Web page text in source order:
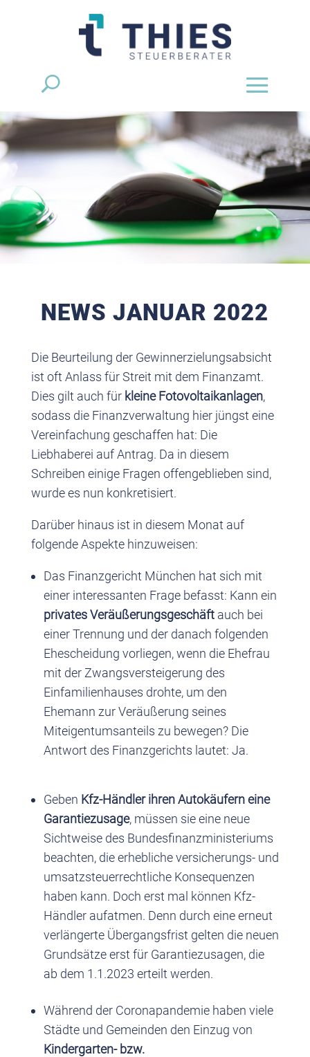
NEWS JANUAR 2022
Die Beurteilung der Gewinnerzielungsabsicht
ist oft Anlass für Streit mit dem Finanzamt.
Dies gilt auch für kleine Fotovoltaikanlagen,
sodass die Finanzverwaltung hier jüngst eine
Vereinfachung geschaffen hat: Die
Liebhaberei auf Antrag. Da in diesem
Schreiben einige Fragen offengeblieben sind,
wurde es nun konkretisiert.
Darüber hinaus ist in diesem Monat auf
folgende Aspekte hinzuweisen:
Das Finanzgericht München hat sich mit
einer interessanten Frage befasst: Kann ein
privates Veräußerungsgeschäftauch bei
einer Trennung und der danach folgenden
Ehescheidung vorliegen, wenn die Ehefrau
mit der Zwangsversteigerung des
Einfamilienhauses drohte, um den
Ehemann zur Veräußerung seines
Miteigentumsanteils zu bewegen? Die
Antwort des Finanzgerichts lautet: Ja.
Geben Kfz-Händler ihren Autokäufern eine
Garantiezusage, müssen sie eine neue
Sichtweise des Bundesfinanzministeriums
beachten, die erhebliche versicherungs- und
umsatzsteuerrechtliche Konsequenzen
haben kann. Doch erst mal können Kfz-
Händler aufatmen. Denn durch eine erneut
verlängerte Übergangsfrist gelten die neuen
Grundsätze erst für Garantiezusagen, die
ab dem 1.1.2023 erteilt werden.
Während der Coronapandemie haben viele
Städte und Gemeinden den Einzug von
Kindergarten- bzw.